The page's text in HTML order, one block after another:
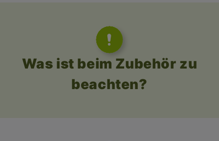
Was ist beim Zubehör zu
beachten?